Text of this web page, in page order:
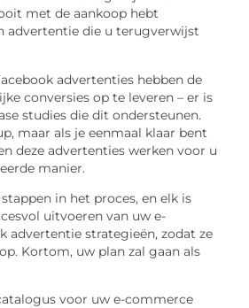
met de aankoop hebt
advertentie die u terugverwijst
advertenties hebben de
conversies op te leveren – er is
studies die dit ondersteunen.
maar als je eenmaal klaar bent
deze advertenties werken voor u
manier.
in het proces, en elk is
uitvoeren van uw e-
advertentie strategieën, zodat ze
Kortom, uw plan zal gaan als
voor uw e-commerce